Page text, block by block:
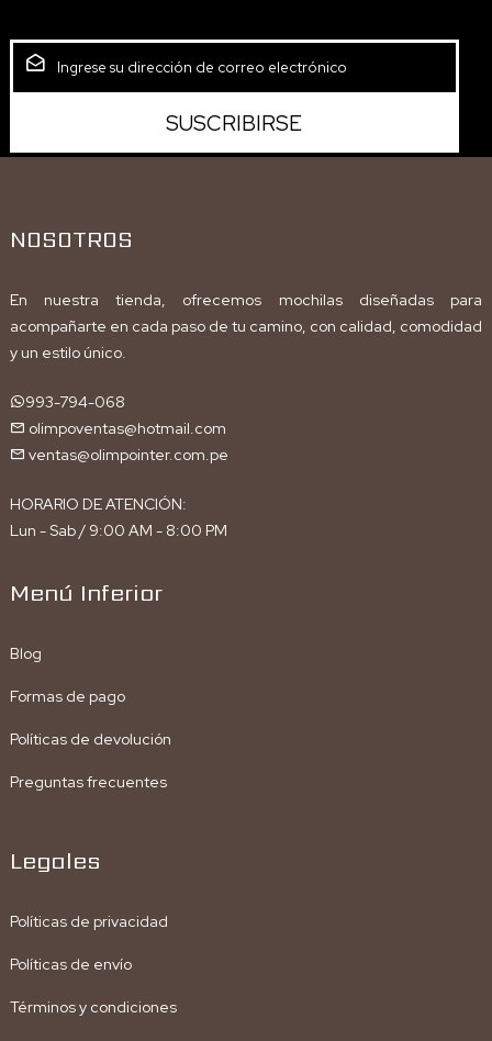
NOSOTROS
En nuestra tienda, ofrecemos mochilas diseñadas para
acompañarte en cada paso de tu camino, con calidad, comodidad
y un estilo único.
993-794-068
olimpoventas@hotmail.com
ventas@olimpointer.com.pe
HORARIO DE ATENCIÓN:
Lun - Sab / 9:00 AM - 8:00 PM
Menú Inferior
Blog
Formas de pago
Políticas de devolución
Preguntas frecuentes
Legales
Políticas de privacidad
Políticas de envío
Términos y condiciones